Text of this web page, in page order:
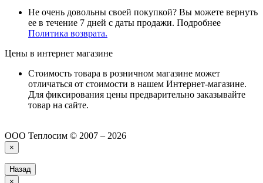
Не очень довольны своей покупкой? Вы можете вернуть
ее в течение 7 дней с даты продажи. Подробнее
Политика возврата.
Цены в интернет магазине
Стоимость товара в розничном магазине может
отличаться от стоимости в нашем Интернет-магазине.
Для фиксирования цены предварительно заказывайте
товар на сайте.
ООО Теплосим © 2007 – 2026
×
Назад